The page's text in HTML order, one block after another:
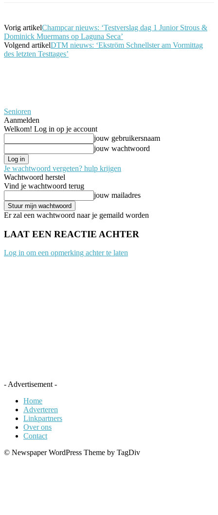
Vorig artikelChampcar nieuws: ‘Testverslag dag 1 Junior Strous &
Dominick Muermans op Laguna Seca’
Volgend artikelDTM nieuws: ‘Ekström Schnellster am Vormittag
des letzten Testtages’
Senioren
Aanmelden
Welkom! Log in op je account
jouw gebruikersnaam
jouw wachtwoord
Je wachtwoord vergeten? hulp krijgen
Wachtwoord herstel
Vind je wachtwoord terug
jouw mailadres
Er zal een wachtwoord naar je gemaild worden
LAAT EEN REACTIE ACHTER
Log in om een opmerking achter te laten
- Advertisement -
Home
Adverteren
Linkpartners
Over ons
Contact
© Newspaper WordPress Theme by TagDiv